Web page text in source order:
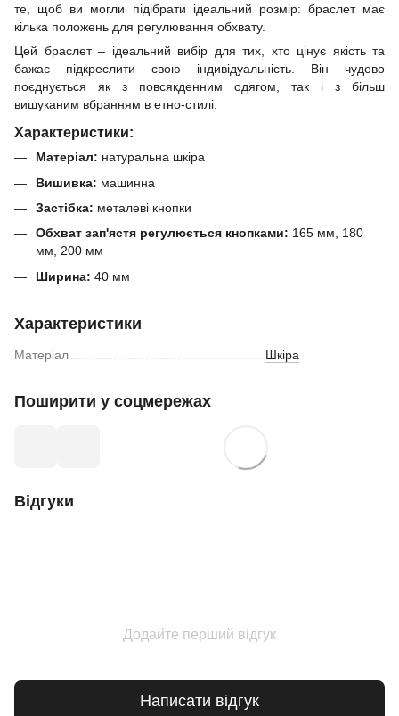
те, щоб ви могли підібрати ідеальний розмір: браслет має
кілька положень для регулювання обхвату.
Цей браслет – ідеальний вибір для тих, хто цінує якість та
бажає підкреслити свою індивідуальність. Він чудово
поєднується як з повсякденним одягом, так і з більш
вишуканим вбранням в етно-стилі.
Характеристики:
Матеріал: натуральна шкіра
Вишивка: машинна
Застібка: металеві кнопки
Обхват зап'ястя регулюється кнопками: 165 мм, 180
мм, 200 мм
Ширина: 40 мм
Характеристики
Матеріал Шкіра
Поширити у соцмережах
Відгуки
Додайте перший відгук
Написати відгук